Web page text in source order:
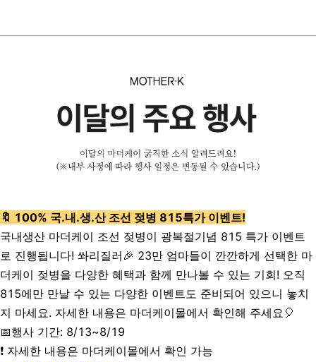
🔖 100% 국.내.생.산 조선 젖병 815특가 이벤트!
국내생산 마더케이 조선 젖병이 광복절기념 815 특가 이벤트
로 진행됩니다! 쏴리질러🎉 23만 엄마들이 깐깐하게 선택한 마
더케이 젖병을 다양한 혜택과 함께 만나볼 수 있는 기회! 오직
815에만 만날 수 있는 다양한 이벤트도 준비되어 있으니 놓치
지 마세요. 자세한 내용은 마더케이몰에서 확인해 주세요🎈
📅행사 기간: 8/13~8/19
❗ 자세한 내용은 마더케이몰에서 확인 가능